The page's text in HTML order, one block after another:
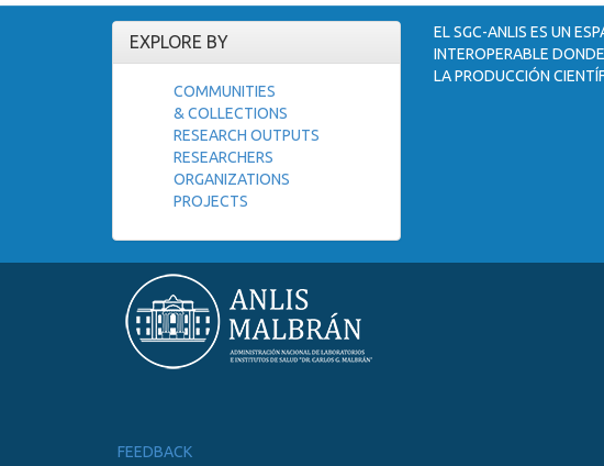
EXPLORE BY
COMMUNITIES
& COLLECTIONS
RESEARCH OUTPUTS
RESEARCHERS
ORGANIZATIONS
PROJECTS
EL SGC-ANLIS ES UN
INTEROPERABLE
LA PRODUCCIÓN
FEEDBACK